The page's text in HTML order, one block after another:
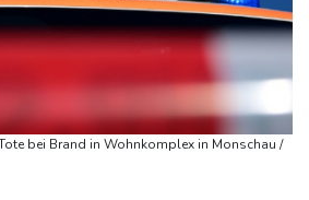
Kreuzfahrtbranche weiter auf "fossilem
bekommt Deutschen Kulturpolitikpreis
bei Brand in Wohnkomplex in Monschau /